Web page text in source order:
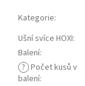
Kategorie:
Ušní svíce HOXI:
Balení:
? Počet kusů v
balení: